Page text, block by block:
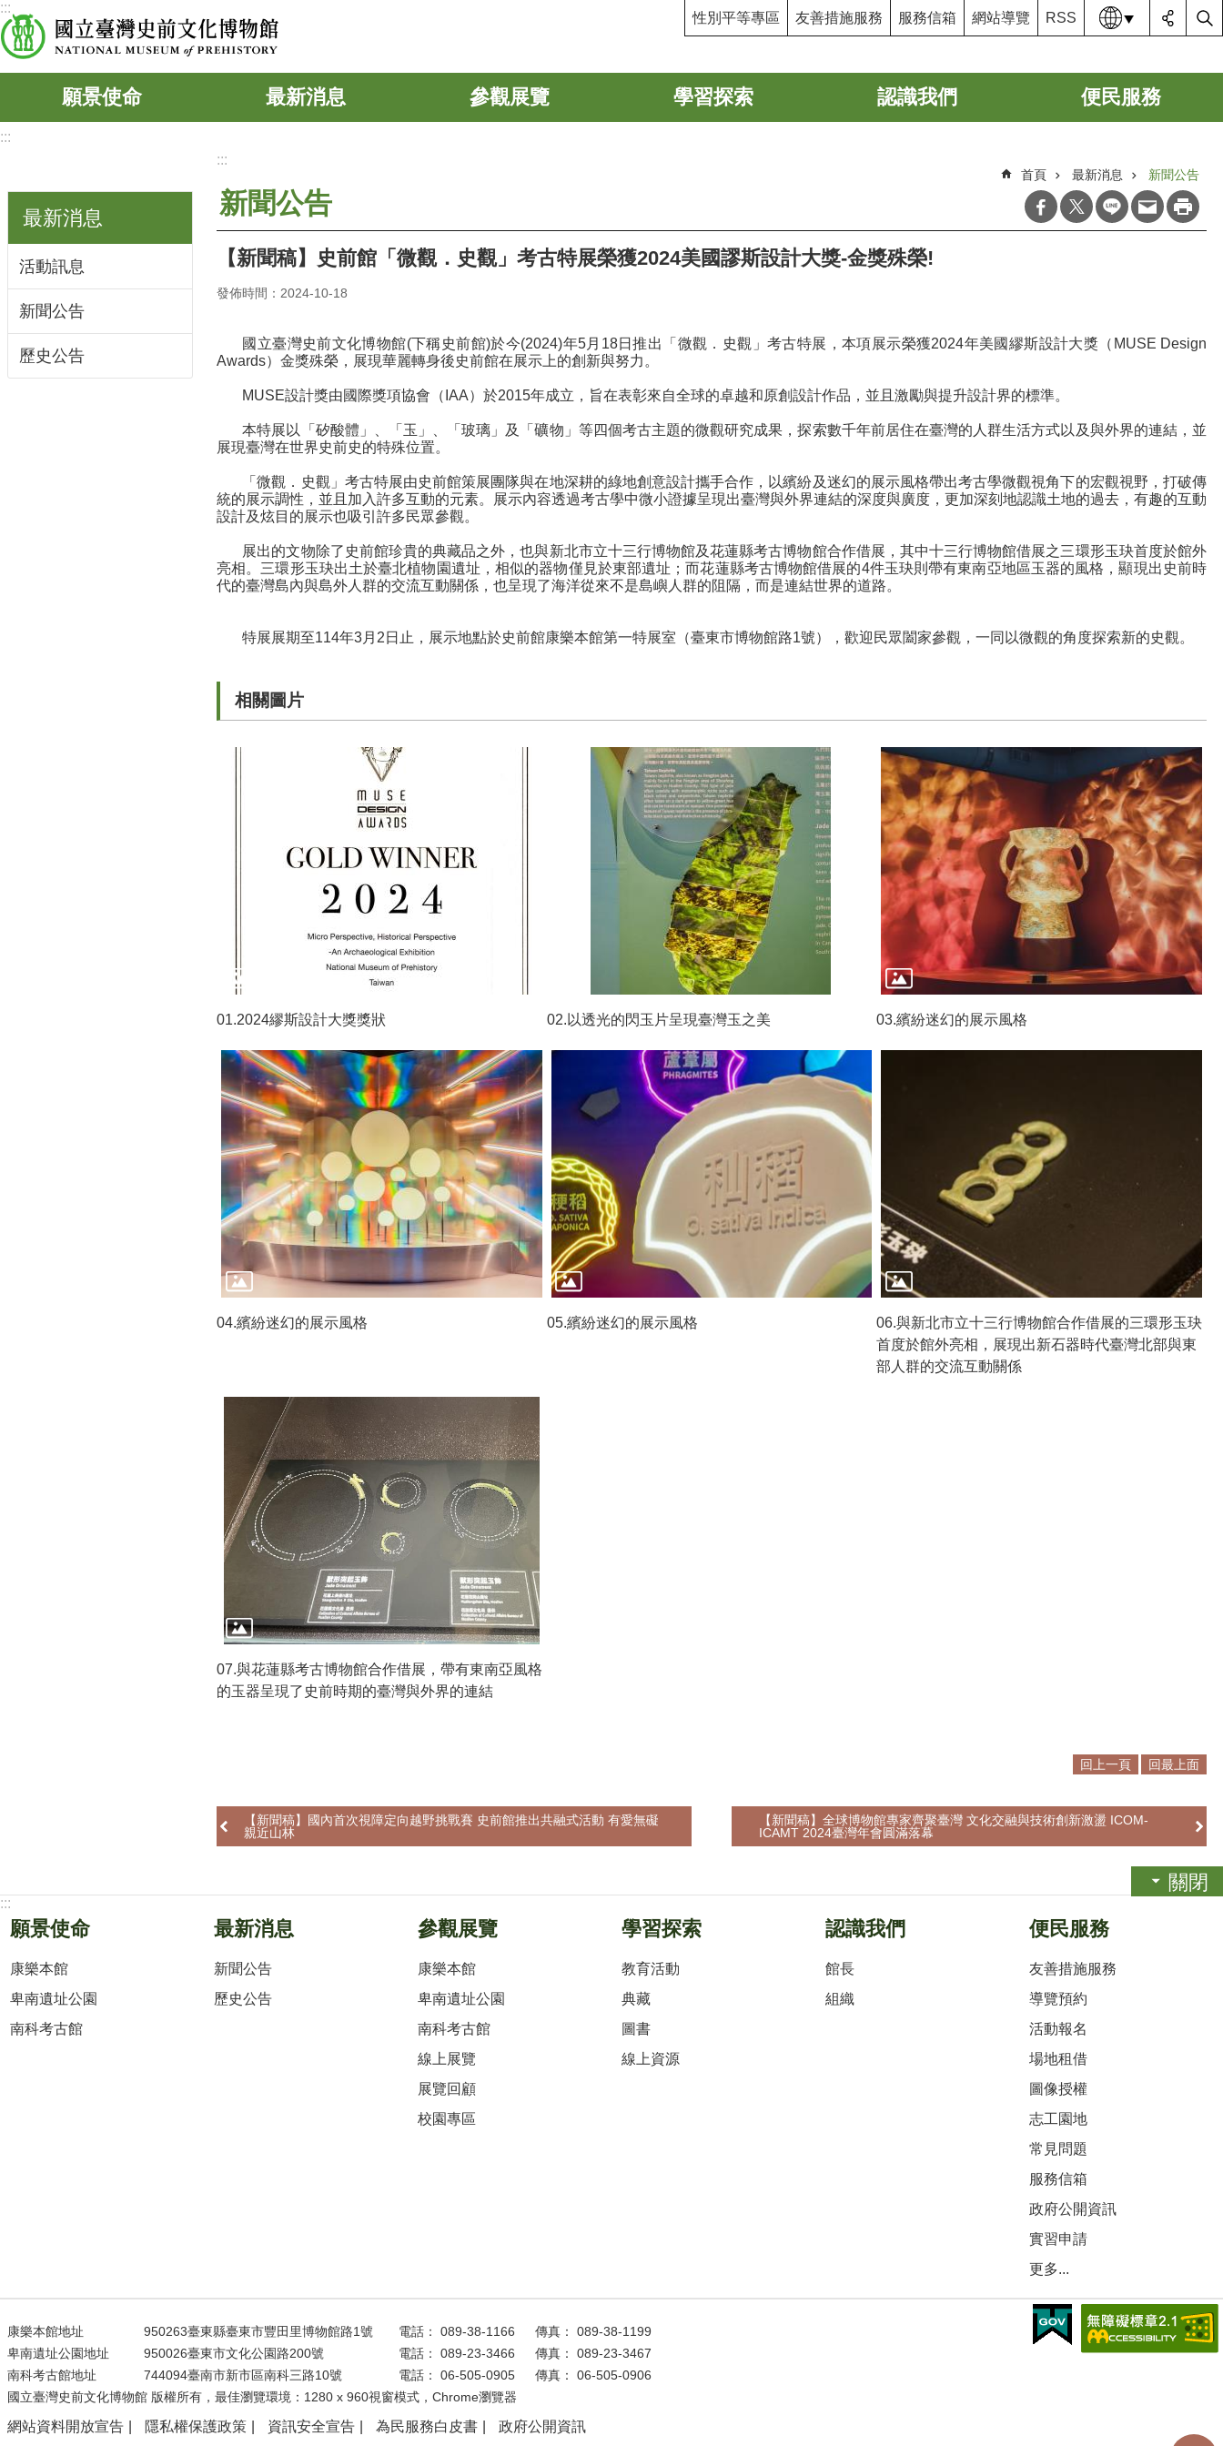
跳到主要內容區塊
:::
性別平等專區 友善措施服務 服務信箱 網站導覽 RSS 語系
願景使命 最新消息 參觀展覽 學習探索 認識我們 便民服務
:::
最新消息
活動訊息
新聞公告
歷史公告
:::
首頁 最新消息 新聞公告
新聞公告
【新聞稿】史前館「微觀．史觀」考古特展榮獲2024美國謬斯設計大獎-金獎殊榮!
發佈時間：2024-10-18
國立臺灣史前文化博物館(下稱史前館)於今(2024)年5月18日推出「微觀．史觀」考古特展，本項展示榮獲2024年美國繆斯設計大獎（MUSE Design
Awards）金獎殊榮，展現華麗轉身後史前館在展示上的創新與努力。
MUSE設計獎由國際獎項協會（IAA）於2015年成立，旨在表彰來自全球的卓越和原創設計作品，並且激勵與提升設計界的標準。
本特展以「矽酸體」、「玉」、「玻璃」及「礦物」等四個考古主題的微觀研究成果，探索數千年前居住在臺灣的人群生活方式以及與外界的連結，並
展現臺灣在世界史前史的特殊位置。
「微觀．史觀」考古特展由史前館策展團隊與在地深耕的綠地創意設計攜手合作，以繽紛及迷幻的展示風格帶出考古學微觀視角下的宏觀視野，打破傳
統的展示調性，並且加入許多互動的元素。展示內容透過考古學中微小證據呈現出臺灣與外界連結的深度與廣度，更加深刻地認識土地的過去，有趣的互動
設計及炫目的展示也吸引許多民眾參觀。
展出的文物除了史前館珍貴的典藏品之外，也與新北市立十三行博物館及花蓮縣考古博物館合作借展，其中十三行博物館借展之三環形玉玦首度於館外
亮相。三環形玉玦出土於臺北植物園遺址，相似的器物僅見於東部遺址；而花蓮縣考古博物館借展的4件玉玦則帶有東南亞地區玉器的風格，顯現出史前時
代的臺灣島內與島外人群的交流互動關係，也呈現了海洋從來不是島嶼人群的阻隔，而是連結世界的道路。
特展展期至114年3月2日止，展示地點於史前館康樂本館第一特展室（臺東市博物館路1號），歡迎民眾闔家參觀，一同以微觀的角度探索新的史觀。
相關圖片
01.2024繆斯設計大獎獎狀 02.以透光的閃玉片呈現臺灣玉之美 03.繽紛迷幻的展示風格
04.繽紛迷幻的展示風格 05.繽紛迷幻的展示風格
06.與新北市立十三行博物館合作借展的三環形玉玦
首度於館外亮相，展現出新石器時代臺灣北部與東
部人群的交流互動關係
07.與花蓮縣考古博物館合作借展，帶有東南亞風格
的玉器呈現了史前時期的臺灣與外界的連結
回上一頁 回最上面
【新聞稿】國內首次視障定向越野挑戰賽 史前館推出共融式活動 有愛無礙
親近山林
【新聞稿】全球博物館專家齊聚臺灣 文化交融與技術創新激盪 ICOM-
ICAMT 2024臺灣年會圓滿落幕
關閉
:::
願景使命
康樂本館
卑南遺址公園
南科考古館
最新消息
新聞公告
歷史公告
參觀展覽
康樂本館
卑南遺址公園
南科考古館
線上展覽
展覽回顧
校園專區
學習探索
教育活動
典藏
圖書
線上資源
認識我們
館長
組織
便民服務
友善措施服務
導覽預約
活動報名
場地租借
圖像授權
志工園地
常見問題
服務信箱
政府公開資訊
實習申請
更多...
康樂本館地址 950263臺東縣臺東市豐田里博物館路1號 電話： 089-38-1166
傳真： 089-38-1199
卑南遺址公園地址
950026臺東市文化公園路200號 電話： 089-23-3466
傳真： 089-23-3467
南科考古館地址
744094臺南市新市區南科三路10號 電話： 06-505-0905
傳真： 06-505-0906
國立臺灣史前文化博物館 版權所有，最佳瀏覽環境：1280 x 960視窗模式，Chrome瀏覽器
網站資料開放宣告 隱私權保護政策 資訊安全宣告 為民服務白皮書
政府公開資訊